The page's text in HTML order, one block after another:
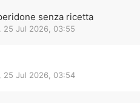
senza ricetta
25 Jul 2026, 03:55
25 Jul 2026, 03:54